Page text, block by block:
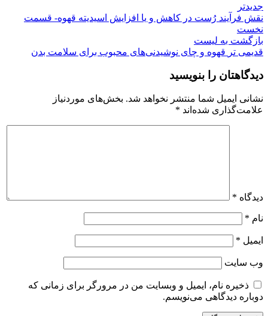
جدیدتر
نقش فرآیند رُست در کاهش و یا افزایش اسیدیته قهوه- قسمت
نخست
بازگشت به لیست
قدیمی تر قهوه و چای نوشیدنی‌های محبوب برای سلامت بدن
دیدگاهتان را بنویسید
نشانی ایمیل شما منتشر نخواهد شد. بخش‌های موردنیاز
علامت‌گذاری شده‌اند *
دیدگاه *
نام *
ایمیل *
وب‌ سایت
ذخیره نام، ایمیل و وبسایت من در مرورگر برای زمانی که
دوباره دیدگاهی می‌نویسم.